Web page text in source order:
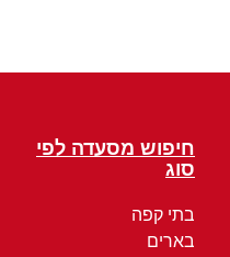
חיפוש מסעדה לפי
סוג
בתי קפה
בארים